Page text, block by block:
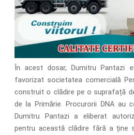
În acest dosar, Dumitru Pantazi
favorizat societatea comercială
construit o clădire pe o suprafață
de la Primărie. Procurorii DNA au
Dumitru Pantazi a eliberat
pentru această clădire fără a ține